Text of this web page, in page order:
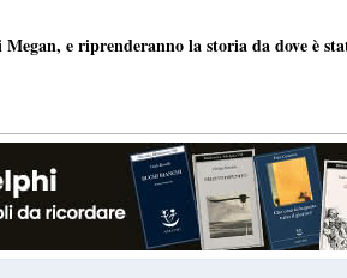
e riprenderanno la storia da dove è